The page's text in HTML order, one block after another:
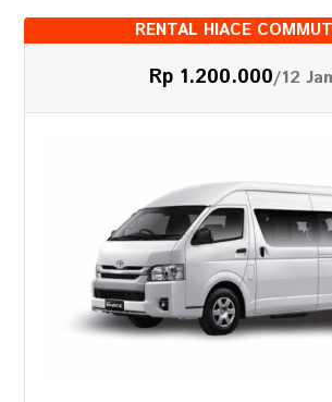
RENTAL HIACE
Rp 1.200.000/12